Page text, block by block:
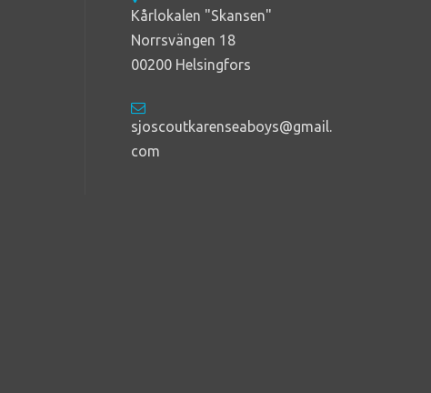
Kårlokalen "Skansen"
Norrsvängen 18
00200 Helsingfors
sjoscoutkarenseaboys@gmail.
com